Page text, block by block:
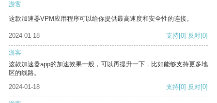
游客
这款加速器VPM应用程序可以给你提供最高速度和安全性的连接。
2024-01-18 支持[0] 反对[0]
游客
这款加速器app的加速效果一般，可以再提升一下，比如能够支持更多地
区的线路。
2024-01-18
支持[0] 反对[0]